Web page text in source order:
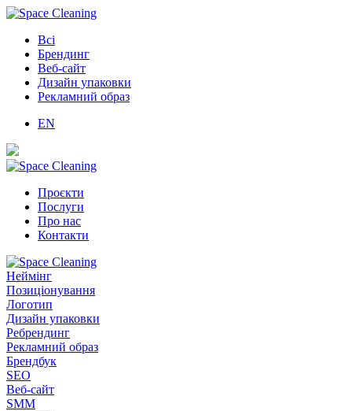
Всі
Брендинг
Веб-сайт
Дизайн упаковки
Рекламний образ
EN
Проєкти
Послуги
Про нас
Контакти
Неймінг
Позиціонування
Логотип
Дизайн упаковки
Ребрендинг
Рекламний образ
Брендбук
SEO
Веб-сайт
SMM